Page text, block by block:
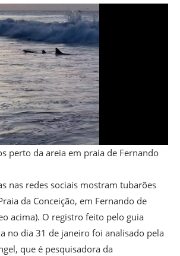
perto da areia em praia de Fernando
nas redes sociais mostram tubarões
da Conceição, em Fernando de
acima). O registro feito pelo guia
no dia 31 de janeiro foi analisado pela
que é pesquisadora da